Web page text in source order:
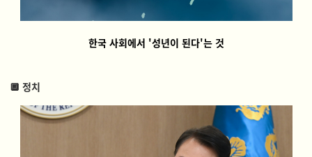
한국 사회에서 '성년이 된다'는 것
🔲 정치